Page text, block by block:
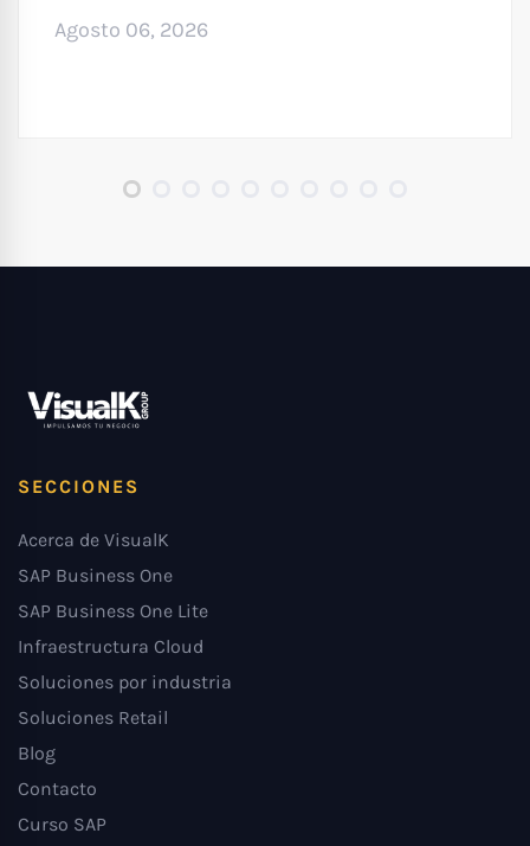
Agosto 06, 2026
SECCIONES
Acerca de VisualK
SAP Business One
SAP Business One Lite
Infraestructura Cloud
Soluciones por industria
Soluciones Retail
Blog
Contacto
Curso SAP